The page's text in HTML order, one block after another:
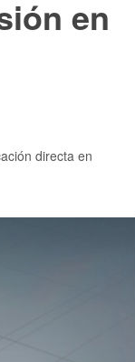
en
directa en